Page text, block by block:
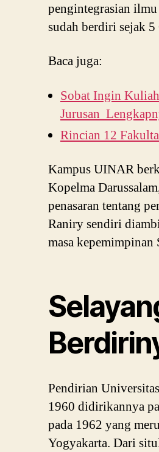
pengintegrasian
sudah berdiri sejak
Baca juga:
Sobat Ingin
Jurusan
Rincian 12
Kampus UINAR
Kopelma
penasaran tentang
Raniry sendiri
masa
Pendirian
1960 didirikannya
pada 1962 yang
Yogyakarta. Dari